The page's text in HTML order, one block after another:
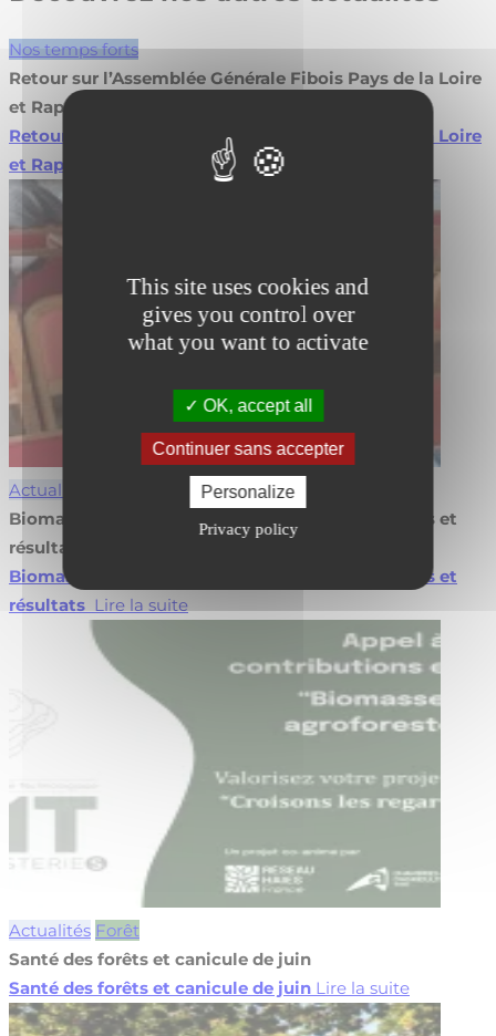
This site uses cookies and
gives you control over
what you want to activate
OK, accept all
Continuer sans accepter
Personalize
Privacy policy
Nos temps forts
Retour sur l’Assemblée Générale Fibois Pays de la Loire
et Rapport d’Activité 2026
Retour sur l’Assemblée Générale Fibois Pays de la Loire
et Rapport d’Activité 2026
Lire la suite
Actualités
Biomasse en agroforesterie : valorisez vos projets et
résultats
Biomasse en agroforesterie : valorisez vos projets et
résultats Lire la suite
Actualités Forêt
Santé des forêts et canicule de juin
Santé des forêts et canicule de juin Lire la suite